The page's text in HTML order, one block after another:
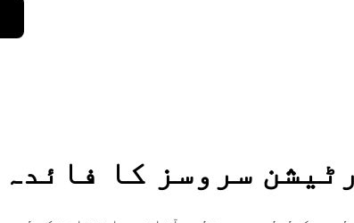
سروسز کا فائدہ